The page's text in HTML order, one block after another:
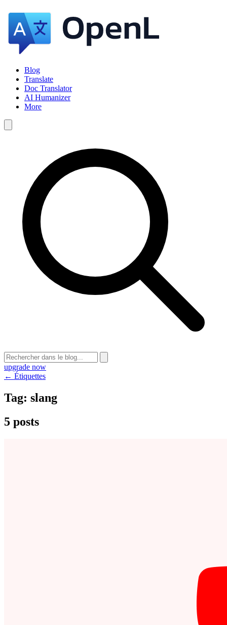
Blog
Translate
Doc Translator
AI Humanizer
More
upgrade now
← Étiquettes
Tag: slang
5 posts